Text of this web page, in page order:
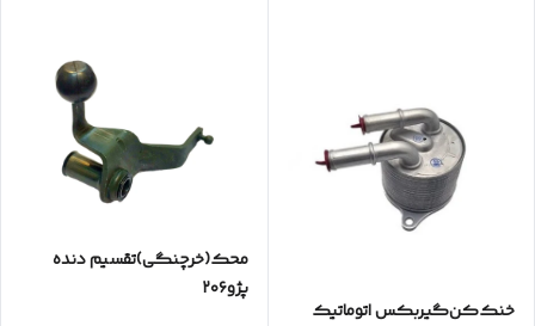
خنک‌کن‌گیربکس‌ اتوماتیک
محک(خرچنگی)تقسیم دنده
پژو۲۰۶